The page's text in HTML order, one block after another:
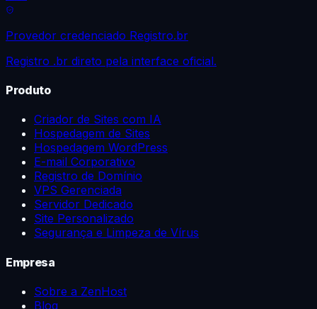
Provedor credenciado Registro.br
Registro .br direto pela interface oficial.
Produto
Criador de Sites com IA
Hospedagem de Sites
Hospedagem WordPress
E-mail Corporativo
Registro de Domínio
VPS Gerenciada
Servidor Dedicado
Site Personalizado
Segurança e Limpeza de Vírus
Empresa
Sobre a ZenHost
Blog